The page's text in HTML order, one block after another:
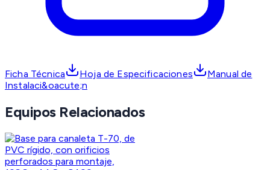
Ficha Técnica Hoja de Especificaciones
Manual de
Instalaci&oacute;n
Equipos Relacionados